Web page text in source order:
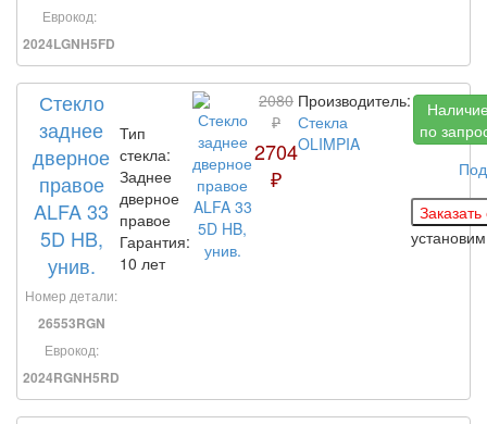
Еврокод:
2024LGNH5FD
Стекло
заднее
дверное
правое
ALFA 33
5D HB,
унив.
Номер детали:
26553RGN
Еврокод:
2024RGNH5RD
Тип
стекла:
Заднее
дверное
правое
Гарантия:
10 лет
2080
₽
2704
₽
Производитель:
Стекла
OLIMPIA
по